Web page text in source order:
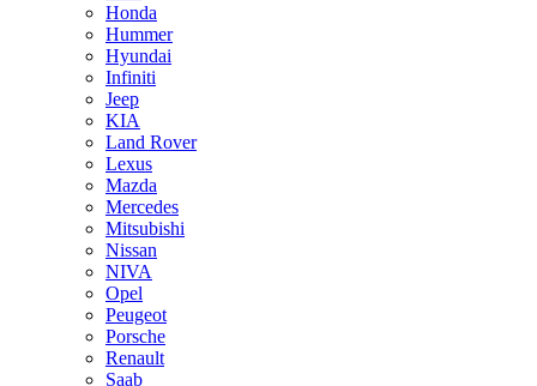
Honda
Hummer
Hyundai
Infiniti
Jeep
KIA
Land Rover
Lexus
Mazda
Mercedes
Mitsubishi
Nissan
NIVA
Opel
Peugeot
Porsche
Renault
Saab